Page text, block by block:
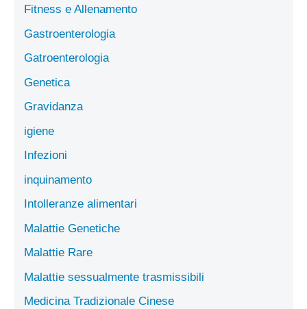
Fitness e Allenamento
Gastroenterologia
Gatroenterologia
Genetica
Gravidanza
igiene
Infezioni
inquinamento
Intolleranze alimentari
Malattie Genetiche
Malattie Rare
Malattie sessualmente trasmissibili
Medicina Tradizionale Cinese